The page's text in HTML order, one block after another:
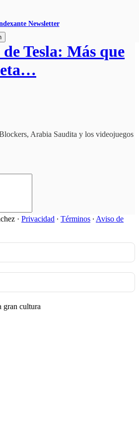
Newsletter
Tesla: Más que
Arabia Saudita y los videojuegos
· Privacidad ∙ Términos ∙ Aviso de
gran cultura